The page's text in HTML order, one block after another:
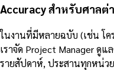
Accuracy สำหรับศาลต่
ในงานที่มีหลายฉบับ (เช่น โค
เราจัด Project Manager ดู
รายสัปดาห์, ประสานทุกหน่วย